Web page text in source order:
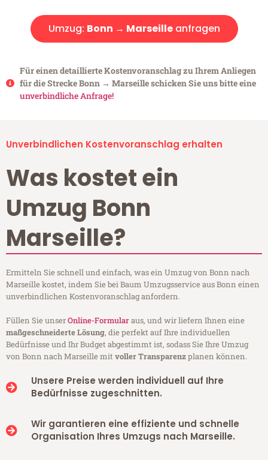
Umzug: Bonn → Marseilleanfragen
Für einen detaillierte Kostenvoranschlag zu Ihrem Anliegen
für die Strecke Bonn → Marseille schicken Sie uns bitte eine
unverbindliche Anfrage!
Unverbindlichen Kostenvoranschlag erhalten
Was kostet ein
Umzug Bonn
Marseille?
Ermitteln Sie schnell und einfach, was ein Umzug von Bonn nach
Marseille kostet, indem Sie bei Baum Umzugsservice aus Bonn einen
unverbindlichen Kostenvoranschlag anfordern.
Füllen Sie unserOnline-Formularaus, und wir liefern Ihnen eine
maßgeschneiderte Lösung, die perfekt auf Ihre individuellen
Bedürfnisse und Ihr Budget abgestimmt ist, sodass Sie Ihre Umzug
von Bonn nach Marseille mitvoller Transparenzplanen können.
Unsere Preise werden individuell auf Ihre
Bedürfnisse zugeschnitten.
Wir garantieren eine effiziente und schnelle
Organisation Ihres Umzugs nach Marseille.